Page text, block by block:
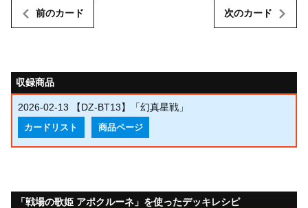
前のカード 次のカード
収録商品
2026-02-13 【DZ-BT13】「幻真星戦」
カードリスト 商品ページ
「戦場の歌姫 アポクルーネ」を使ったデッキレシピ